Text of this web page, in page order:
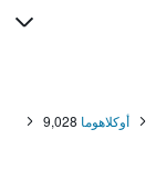
أوكلاهوما 9,028